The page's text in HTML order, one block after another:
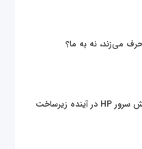
حرف می‌زند، نه به ما؟
زیر پوست دنیای داده؛ نقش سرور HP در آینده زیرساخت